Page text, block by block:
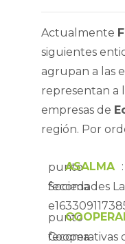
Actualmente
siguientes
agrupan a las
representan a
empresas de
región. Por
ASALMA
Sociedades
Cooperativas